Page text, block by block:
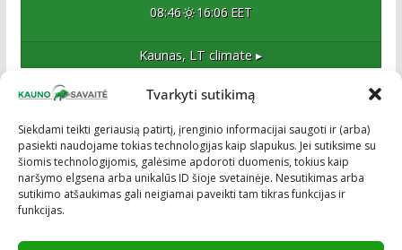
Tvarkyti sutikimą
Siekdami teikti geriausią patirtį, įrenginio informacijai saugoti ir (arba)
pasiekti naudojame tokias technologijas kaip slapukus. Jei sutiksime su
šiomis technologijomis, galėsime apdoroti duomenis, tokius kaip
naršymo elgsena arba unikalūs ID šioje svetainėje. Nesutikimas arba
sutikimo atšaukimas gali neigiamai paveikti tam tikras funkcijas ir
funkcijas.
08:46 16:06 EET
Kaunas, LT climate ▸
Esame naujas Kaune, tačiau veržlus ir profesionalus
kolektyvas. Ne naujokai žiniasklaidoje. Į Kauną
žengiame tvirtai įsitikinę savo sėkme.